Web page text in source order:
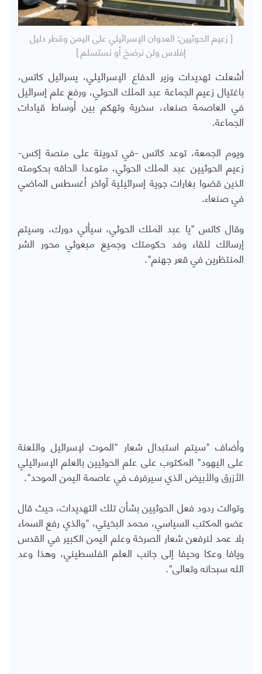
[ زعيم الحوثيين: العدوان الإسرائيلي على اليمن وقطر دليل
إفلاس ولن نرضخ أو نستسلم ]
أشعلت تهديدات وزير الدفاع الإسرائيلي، يسرائيل كاتس،
باغتيال زعيم الجماعة عبد الملك الحوثي، ورفع علم إسرائيل
في العاصمة صنعاء، سخرية وتهكم بين أوساط قيادات
الجماعة.
ويوم الجمعة، توعد كاتس -في تدوينة على منصة إكس-
زعيم الحوثيين عبد الملك الحوثي، متوعدا الحاقه بحكومته
الذين قضوا بغارات جوية إسرائيلية آواخر أغسطس الماضي
في صنعاء.
وقال كاتس "يا عبد الملك الحوثي، سيأتي دورك، وسيتم
إرسالك للقاء وفد حكومتك وجميع مبعوثي محور الشر
المنتظرين في قعر جهنم".
وأضاف "سيتم استبدال شعار "الموت لإسرائيل واللعنة
على اليهود" المكتوب على علم الحوثيين بالعلم الإسرائيلي
الأزرق والأبيض الذي سيرفرف في عاصمة اليمن الموحد".
وتوالت ردود فعل الحوثيين بشأن تلك التهديدات، حيث قال
عضو المكتب السياسي، محمد البخيتي، "والذي رفع السماء
بلا عمد لنرفعن شعار الصرخة وعلم اليمن الكبير في القدس
ويافا وعكا وحيفا إلى جانب العلم الفلسطيني، وهذا وعد
الله سبحانه وتعالى".